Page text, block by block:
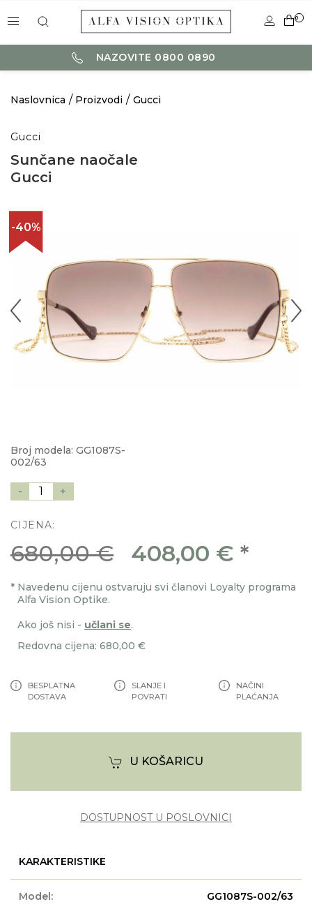
0
NAZOVITE 0800 0890
Naslovnica Proizvodi Gucci
Gucci
Sunčane naočale
Gucci
-40%
Broj modela: GG1087S-
002/63
- 1 +
CIJENA:
680,00 € 408,00 € *
* Navedenu cijenu ostvaruju svi članovi Loyalty programa
Alfa Vision Optike.
Ako još nisi - učlani se.
Redovna cijena: 680,00 €
BESPLATNA
DOSTAVA
SLANJE I
POVRATI
NAČINI
PLAĆANJA
U KOŠARICU
DOSTUPNOST U POSLOVNICI
KARAKTERISTIKE
Model: GG1087S-002/63